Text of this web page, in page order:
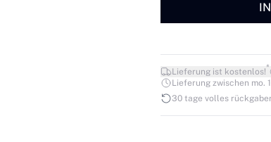
Lieferung ist kostenlos!*
Lieferung zwischen mo.
30 tage volles